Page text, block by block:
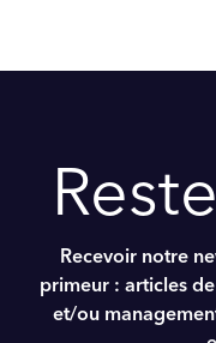
Recevoir notre
primeur : articles
et/ou